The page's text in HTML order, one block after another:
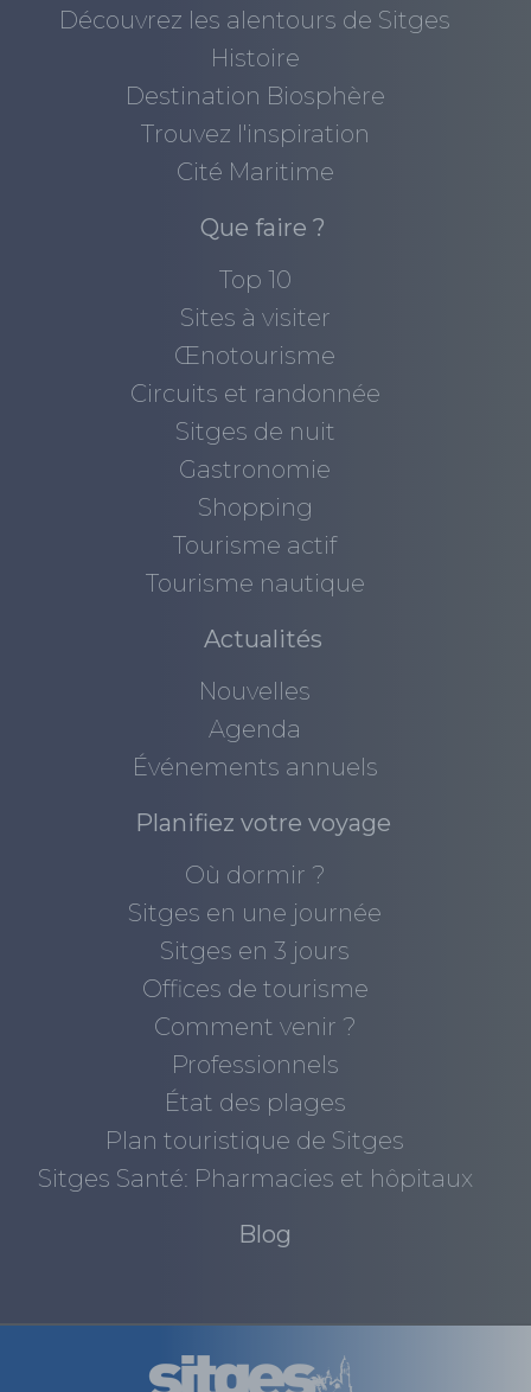
Découvrez les alentours de Sitges
Histoire
Destination Biosphère
Trouvez l'inspiration
Cité Maritime
Que faire ?
Top 10
Sites à visiter
Œnotourisme
Circuits et randonnée
Sitges de nuit
Gastronomie
Shopping
Tourisme actif
Tourisme nautique
Actualités
Nouvelles
Agenda
Événements annuels
Planifiez votre voyage
Où dormir ?
Sitges en une journée
Sitges en 3 jours
Offices de tourisme
Comment venir ?
Professionnels
État des plages
Plan touristique de Sitges
Sitges Santé: Pharmacies et hôpitaux
Blog